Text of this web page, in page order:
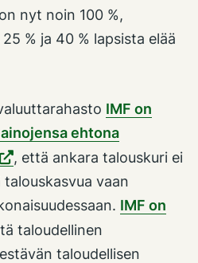
nyt noin 100 %,
% ja 40 % lapsista elää
IMF on
ehtona
, että ankara talouskuri ei
vaan
IMF on
taloudellinen
taloudellisen